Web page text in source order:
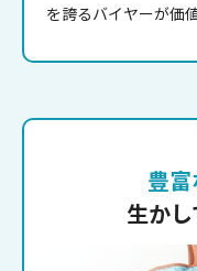
を誇るバイヤーが価
豊
生かし